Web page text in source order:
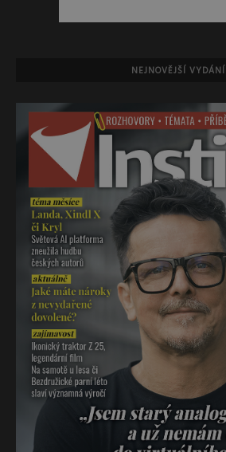
NEJNOVĚJŠÍ VYDÁNÍ